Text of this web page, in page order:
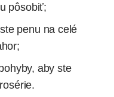
pôsobiť;
penu na celé
aby ste